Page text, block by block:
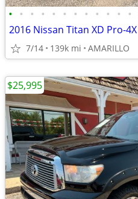
• • • • • • • • • • • •
2016 Nissan Titan XD Pro-4X
7/14 139k mi AMARILLO
$25,995